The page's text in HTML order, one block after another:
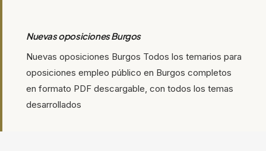
Nuevas oposiciones Burgos
Nuevas oposiciones Burgos Todos los temarios para
oposiciones empleo público en Burgos completos
en formato PDF descargable, con todos los temas
desarrollados